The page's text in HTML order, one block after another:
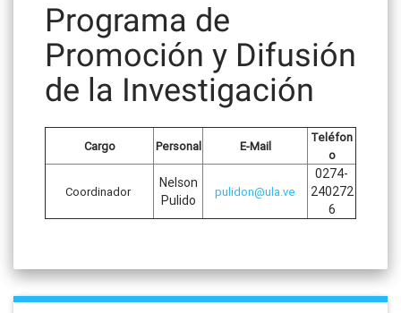
Programa de
Promoción y Difusión
de la Investigación
Cargo Personal E-Mail
Teléfon
o
Coordinador
Nelson
Pulido
pulidon@ula.ve
0274-
240272
6